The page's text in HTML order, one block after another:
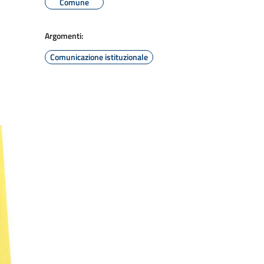
Argomenti:
Comunicazione istituzionale